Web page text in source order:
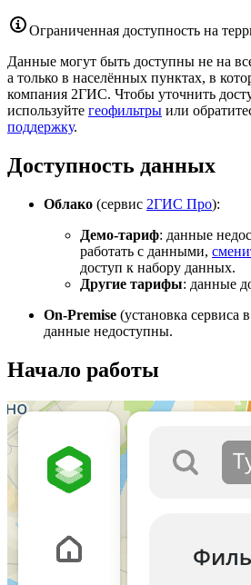
Ограниченная доступность на
Данные могут быть доступны не на
а только в населённых пунктах, в
компания 2ГИС. Чтобы уточнить
используйте геофильтры или
поддержку.
Доступность данных
Облако (сервис 2ГИС Про):
Демо-тариф: данные
работать с данными,
доступ к набору данных.
Другие тарифы: данные
On-Premise (установка сервиса в
данные недоступны.
Начало работы